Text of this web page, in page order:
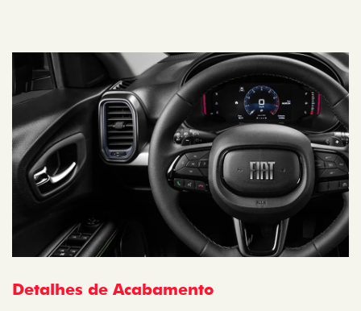
Detalhes de Acabamento